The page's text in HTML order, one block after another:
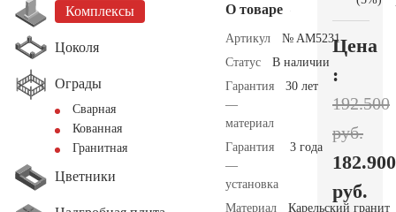
Комплексы
Цоколя
Ограды
Сварная
Кованная
Гранитная
Цветники
О товаре
Артикул
№ AM5231
Статус
В наличии
Гарантия
—
материал
30 лет
Гарантия
—
установка
3 года
Материал
Карельский гранит
Цена
:
192.500
руб.
182.900
руб.